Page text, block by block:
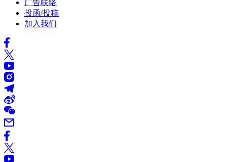
广告联络
投函/投稿
加入我们